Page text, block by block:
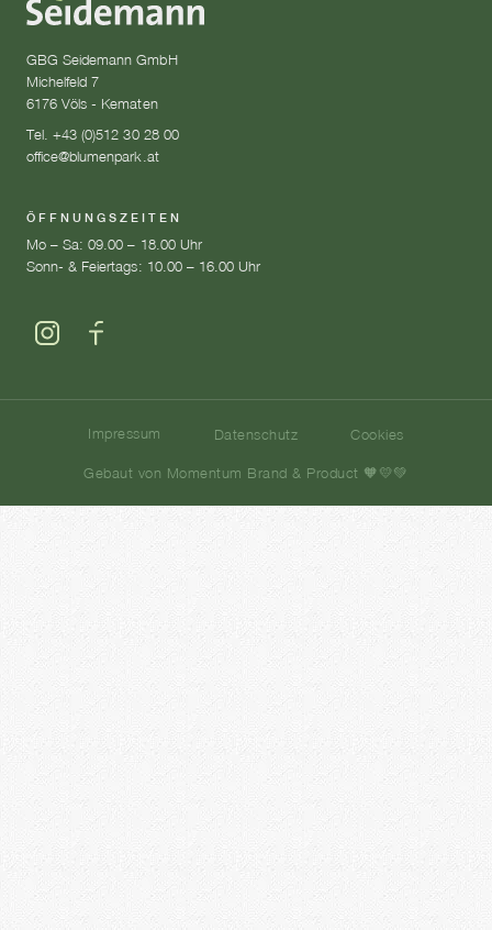
GBG Seidemann GmbH
Michelfeld 7
6176 Völs - Kematen
Tel. +43 (0)512 30 28 00
office@blumenpark.at
ÖFFNUNGSZEITEN
Mo – Sa: 09.00 – 18.00 Uhr
Sonn- & Feiertags: 10.00 – 16.00 Uhr
Impressum Datenschutz Cookies
Gebaut von Momentum Brand & Product 🧡💛💚